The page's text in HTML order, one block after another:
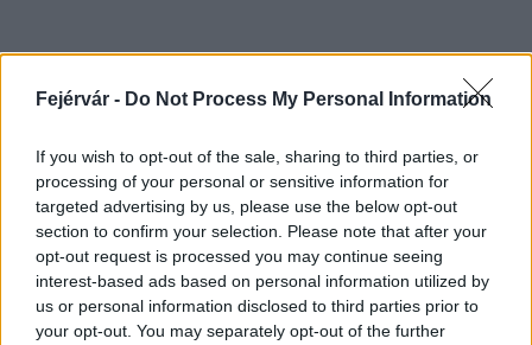
Fejérvár - Do Not Process My Personal Information
If you wish to opt-out of the sale, sharing to third parties, or
processing of your personal or sensitive information for
targeted advertising by us, please use the below opt-out
section to confirm your selection. Please note that after your
opt-out request is processed you may continue seeing
interest-based ads based on personal information utilized by
us or personal information disclosed to third parties prior to
your opt-out. You may separately opt-out of the further